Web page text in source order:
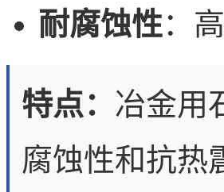
耐腐蚀性：
特点： 冶金用
腐蚀性和抗热